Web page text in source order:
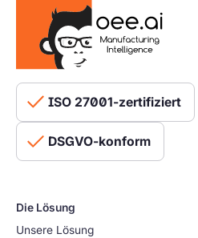
ISO 27001-zertifiziert
DSGVO-konform
Die Lösung
Unsere Lösung